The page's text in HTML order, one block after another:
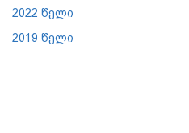
2022 წელი
2019 წელი